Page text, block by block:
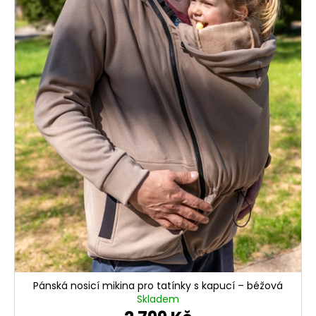
u
k
t
ů
Pánská nosicí mikina pro tatínky s kapucí – béžová
Skladem
a
j
í
t
?
HLEDAT
D
o
p
o